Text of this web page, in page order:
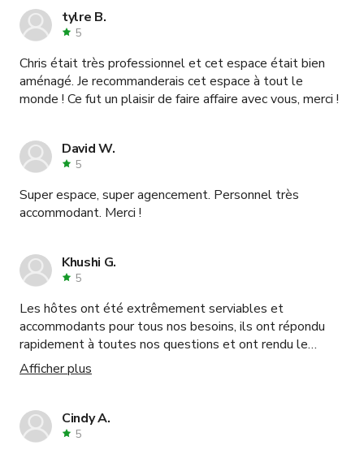
tylre B.
5
Chris était très professionnel et cet espace était bien
aménagé. Je recommanderais cet espace à tout le
monde ! Ce fut un plaisir de faire affaire avec vous, merci !
David W.
5
Super espace, super agencement. Personnel très
accommodant. Merci !
Khushi G.
5
Les hôtes ont été extrêmement serviables et
accommodants pour tous nos besoins, ils ont répondu
rapidement à toutes nos questions et ont rendu le
processus fluide. L'appartement est parfait et je le
recommanderais à 100% !
Afficher plus
Cindy A.
5